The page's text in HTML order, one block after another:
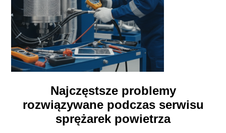
Najczęstsze problemy
rozwiązywane podczas serwisu
sprężarek powietrza